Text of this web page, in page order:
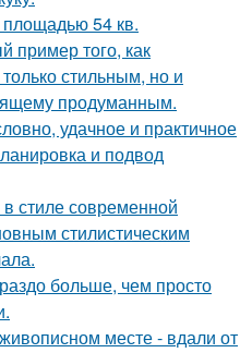
54 кв.
пример того, как
стильным, но и
продуманным.
удачное и практичное
и подвод
стиле современной
стилистическим
больше, чем просто
месте - вдали от